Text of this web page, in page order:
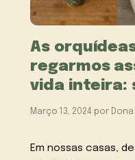
As
regarmos
vida inteira:
Março 13, 2024 por
Em nossas casas,